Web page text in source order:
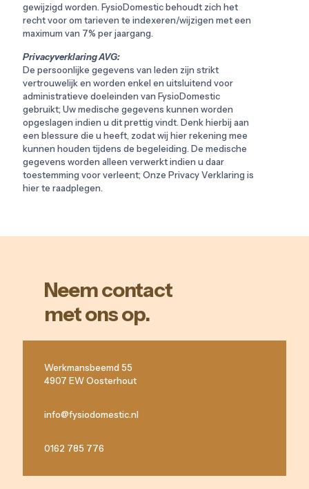
gewijzigd worden. FysioDomestic behoudt zich het
recht voor om tarieven te indexeren/wijzigen met een
maximum van 7% per jaargang.
Privacyverklaring AVG:
De persoonlijke gegevens van leden zijn strikt
vertrouwelijk en worden enkel en uitsluitend voor
administratieve doeleinden van FysioDomestic
gebruikt; Uw medische gegevens kunnen worden
opgeslagen indien u dit prettig vindt. Denk hierbij aan
een blessure die u heeft, zodat wij hier rekening mee
kunnen houden tijdens de begeleiding. De medische
gegevens worden alleen verwerkt indien u daar
toestemming voor verleent; Onze Privacy Verklaring is
hier te raadplegen.
Neem contact
met ons op.
Werkmansbeemd 55
4907 EW Oosterhout
info@fysiodomestic.nl
0162 785 776